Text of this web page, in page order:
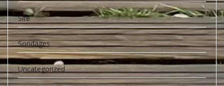
Site
Sondages
Uncategorized